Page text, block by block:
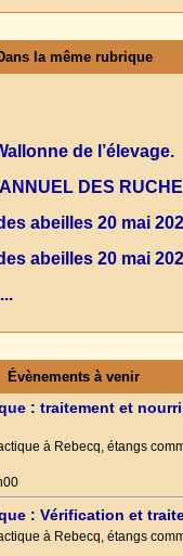
la même rubrique
de l’élevage.
DES
abeilles 20 mai
abeilles 20 mai
Évènements à venir
: traitement et
à Rebecq, étangs
: Vérification et
à Rebecq, étangs